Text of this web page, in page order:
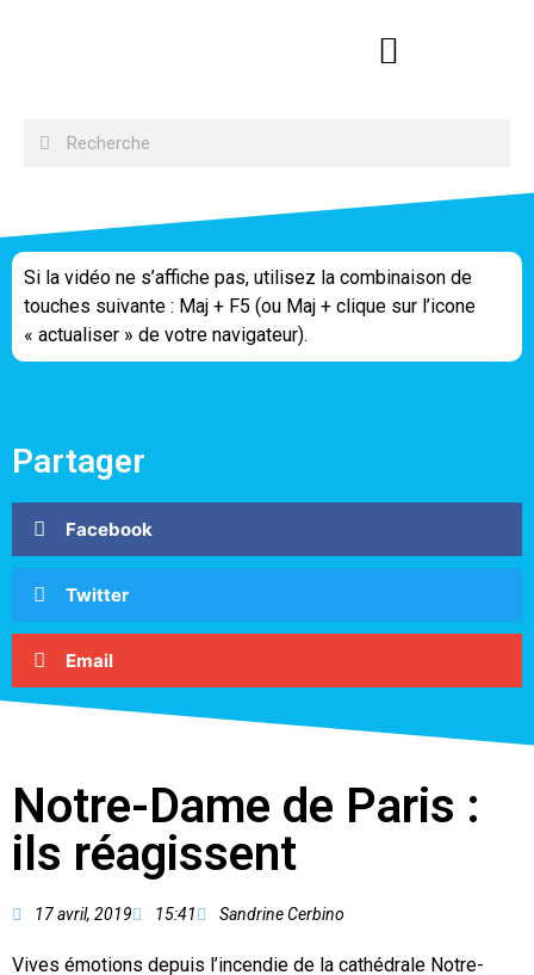
Si la vidéo ne s’affiche pas, utilisez la combinaison de
touches suivante : Maj + F5 (ou Maj + clique sur l’icone
« actualiser » de votre navigateur).
Partager
Facebook
Twitter
Email
Notre-Dame de Paris :
ils réagissent
17 avril, 2019 15:41 Sandrine Cerbino
Vives émotions depuis l’incendie de la cathédrale Notre-